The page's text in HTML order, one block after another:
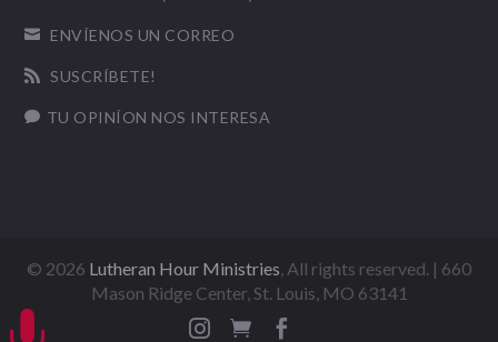
 ENVÍENOS UN CORREO
 SUSCRÍBETE!
 TU OPINÍON NOS INTERESA
© 2026 Lutheran Hour Ministries, All rights reserved. | 660
Mason Ridge Center, St. Louis, MO 63141

 